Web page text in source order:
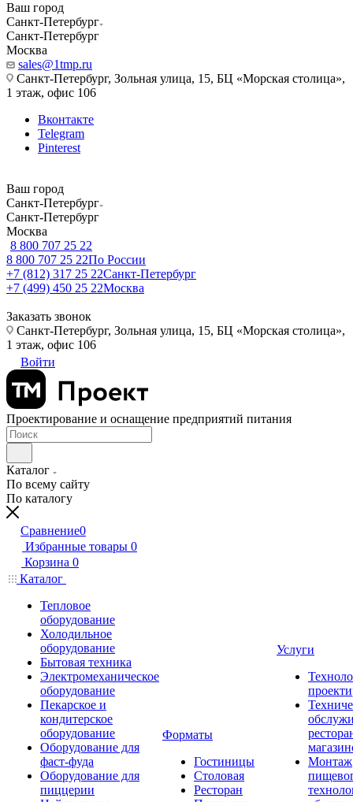
Ваш город
Санкт-Петербург
Санкт-Петербург
Москва
sales@1tmp.ru
Санкт-Петербург, Зольная улица, 15, БЦ «Морская столица»,
1 этаж, офис 106
Вконтакте
Telegram
Pinterest
Ваш город
Санкт-Петербург
Санкт-Петербург
Москва
8 800 707 25 22
8 800 707 25 22По России
+7 (812) 317 25 22Санкт-Петербург
+7 (499) 450 25 22Москва
Заказать звонок
Санкт-Петербург, Зольная улица, 15, БЦ «Морская столица»,
1 этаж, офис 106
Войти
Проектирование и оснащение предприятий питания
Каталог
По всему сайту
По каталогу
Сравнение0
Избранные товары 0
Корзина 0
Каталог
Тепловое
оборудование
Холодильное
оборудование
Бытовая техника
Электромеханическое
оборудование
Пекарское и
кондитерское
оборудование
Оборудование для
фаст-фуда
Оборудование для
пиццерии
Форматы
Гостиницы
Столовая
Ресторан
Услуги
Монтаж